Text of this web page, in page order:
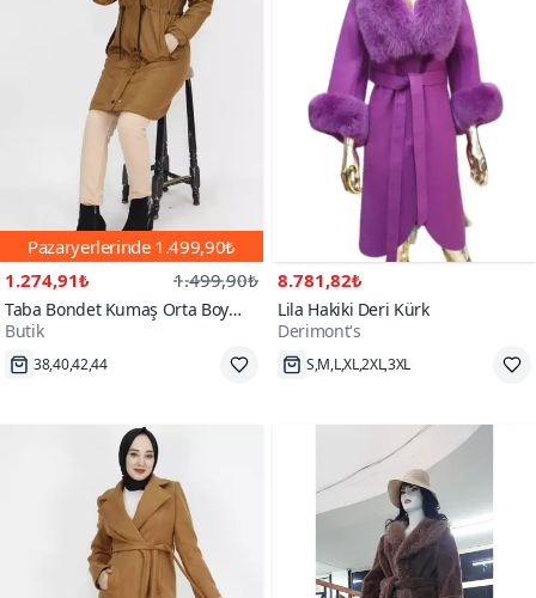
Pazaryerlerinde 1.499,90₺
1.274,91₺
1.499,90₺
Taba Bondet Kumaş Orta Boy
Kaban
Butik
Hızlı Kargo
8.781,82₺
Lila Hakiki Deri Kürk
Derimont's
S,M,L,XL,2XL,3XL